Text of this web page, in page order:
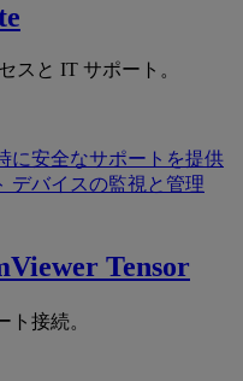
スと IT サポート。
に安全なサポートを提供
デバイスの監視と管理
Tensor
接続。